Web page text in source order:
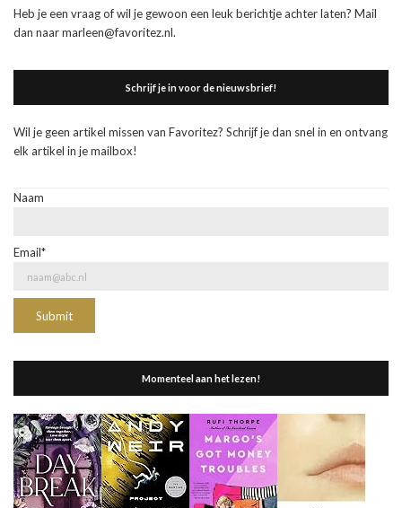
Heb je een vraag of wil je gewoon een leuk berichtje achter laten? Mail
dan naar marleen@favoritez.nl.
Schrijf je in voor de nieuwsbrief!
Wil je geen artikel missen van Favoritez? Schrijf je dan snel in en ontvang
elk artikel in je mailbox!
Naam
Email*
Momenteel aan het lezen!